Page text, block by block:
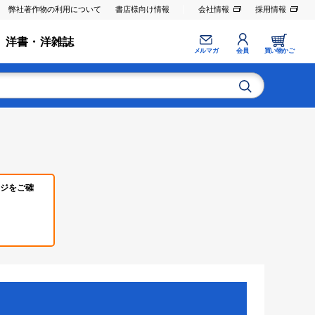
弊社著作物の利用について 書店様向け情報 会社情報 採用情報
洋書・洋雑誌
メルマガ 会員 買い物かご
をご確